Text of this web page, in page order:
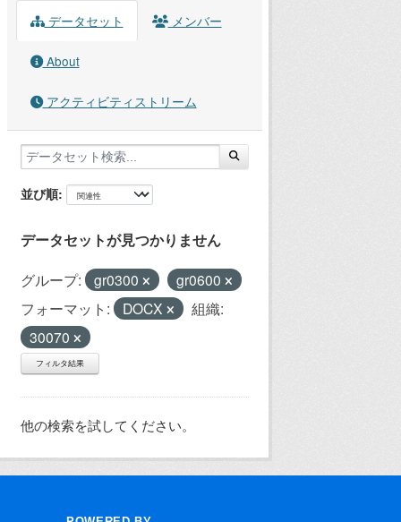
データセット メンバー
About
アクティビティストリーム
並び順
データセットが見つかりません
グループ: gr0300
gr0600
フォーマット:
DOCX
組織:
30070
フィルタ結果
他の検索を試してください。